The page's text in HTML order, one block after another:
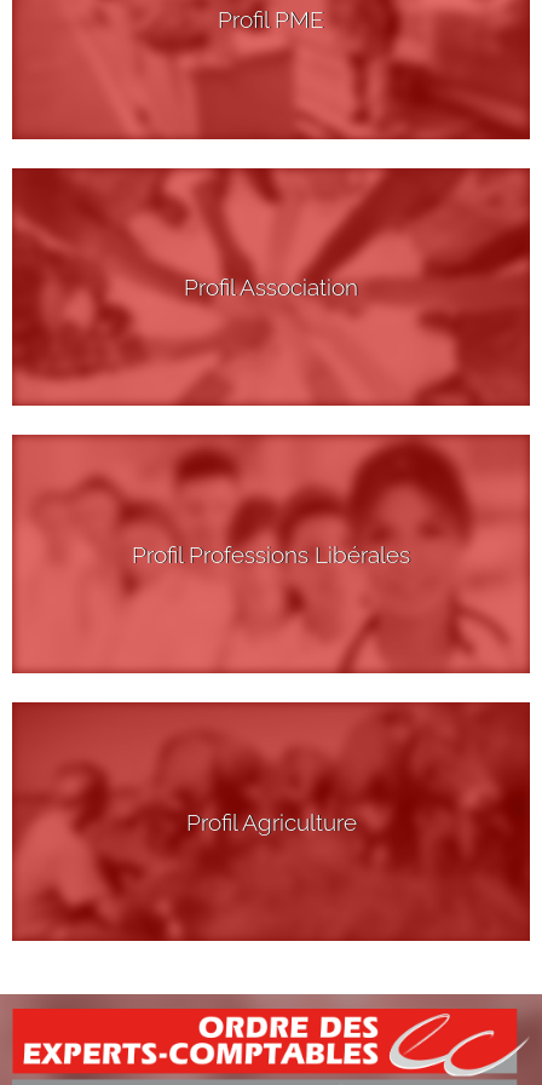
Profil PME
Profil Association
Profil Professions Libérales
Profil Agriculture